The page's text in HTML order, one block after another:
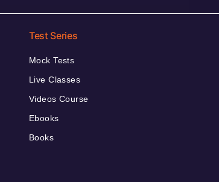
Test Series
Mock Tests
Live Classes
Videos Course
Ebooks
Books